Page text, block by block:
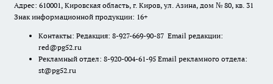
Адрес: 610001, Кировская область, г. Киров, ул. Азина, дом № 80, кв. 31
Знак информационной продукции: 16+
Контакты: Редакция: 8-927-669-90-87 Email редакции:
red@pg52.ru
Рекламный отдел: 8-920-004-61-95 Email рекламного отдела:
st@pg52.ru